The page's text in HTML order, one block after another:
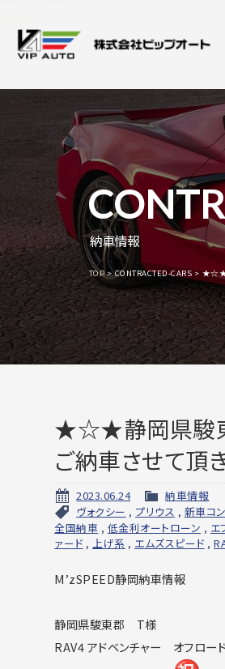
納車情報
TOP CONTRACTED-CARS ★☆★
★☆★静岡県駿東
ご納車させて
2023.06.24
納車情報
ヴォクシー , プリウス , 新車コ
全国納車 , 低金利オートローン , エ
ァード , 上げ系 , エムズスピード ,
M’zSPEED静岡納車情報
静岡県駿東郡 T様
RAV4 アドベンチャー オフロー